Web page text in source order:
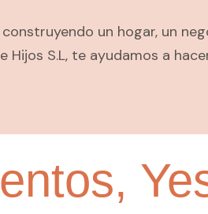
un hogar, un
Hijos S.L, te ayudamos a